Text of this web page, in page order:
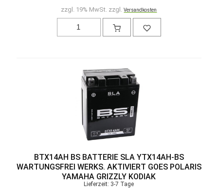
zzgl. 19% MwSt. zzgl.Versandkosten
BTX14AH BS BATTERIE SLA YTX14AH-BS
WARTUNGSFREI WERKS. AKTIVIERT GOES POLARIS
YAMAHA GRIZZLY KODIAK
Lieferzeit: 3-7 Tage